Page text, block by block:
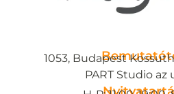
1053, Budapest
PART Studio az